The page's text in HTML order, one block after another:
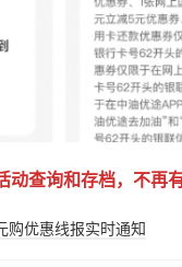
查询和存档，不再
购优惠线报实时通知